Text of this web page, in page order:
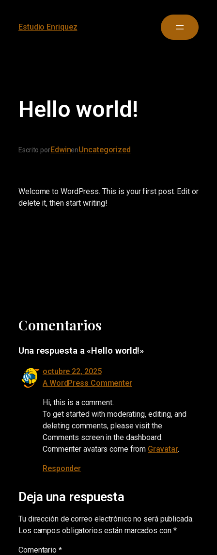
Estudio Enriquez
Hello world!
Escrito porEdwinenUncategorized
Welcome to WordPress. This is your first post. Edit or
delete it, then start writing!
Comentarios
Una respuesta a «Hello world!»
octubre 22, 2025
A WordPress Commenter
Hi, this is a comment.
To get started with moderating, editing, and
deleting comments, please visit the
Comments screen in the dashboard.
Commenter avatars come from Gravatar.
Responder
Deja una respuesta
Tu dirección de correo electrónico no será publicada.
Los campos obligatorios están marcados con *
Comentario *